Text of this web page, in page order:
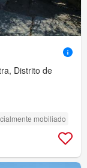
Distrito de
mobiliado